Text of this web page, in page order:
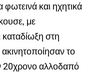
και ηχητικά
με
στη
ακινητοποίησαν το
20χρονο αλλοδαπό